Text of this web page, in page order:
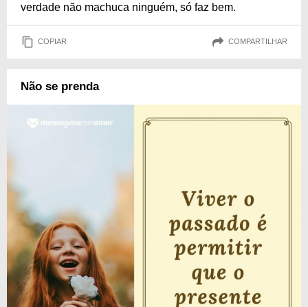
verdade não machuca ninguém, só faz bem.
COPIAR COMPARTILHAR
Não se prenda